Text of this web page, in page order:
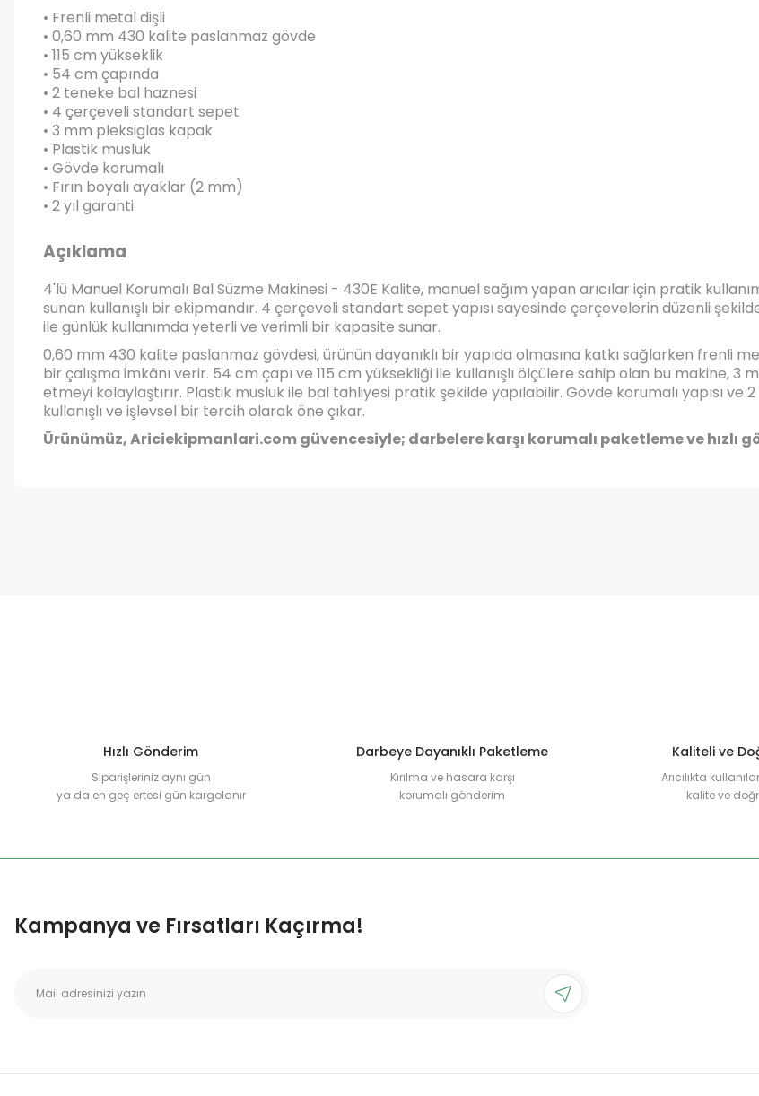
• Frenli metal dişli
• 0,60 mm 430 kalite paslanmaz gövde
• 115 cm yükseklik
• 54 cm çapında
• 2 teneke bal haznesi
• 4 çerçeveli standart sepet
• 3 mm pleksiglas kapak
• Plastik musluk
• Gövde korumalı
• Fırın boyalı ayaklar (2 mm)
• 2 yıl garanti
Açıklama
4'lü Manuel Korumalı Bal Süzme Makinesi - 430E Kalite, manuel sağım yapan arıcılar için pratik
sunan kullanışlı bir ekipmandır. 4 çerçeveli standart sepet yapısı sayesinde çerçevelerin düzenli
ile günlük kullanımda yeterli ve verimli bir kapasite sunar.
0,60 mm 430 kalite paslanmaz gövdesi, ürünün dayanıklı bir yapıda olmasına katkı sağlarken frenli
bir çalışma imkânı verir. 54 cm çapı ve 115 cm yüksekliği ile kullanışlı ölçülere sahip olan bu makine,
etmeyi kolaylaştırır. Plastik musluk ile bal tahliyesi pratik şekilde yapılabilir. Gövde korumalı yapısı ve
kullanışlı ve işlevsel bir tercih olarak öne çıkar.
Ürünümüz, Ariciekipmanlari.com güvencesiyle; darbelere karşı korumalı paketleme ve hızlı
Hızlı Gönderim
Siparişleriniz aynı gün
ya da en geç ertesi gün kargolanır
Darbeye Dayanıklı Paketleme
Kırılma ve hasara karşı
korumalı gönderim
Kaliteli ve
Arıcılıkta
kalite ve
Kampanya ve Fırsatları Kaçırma!